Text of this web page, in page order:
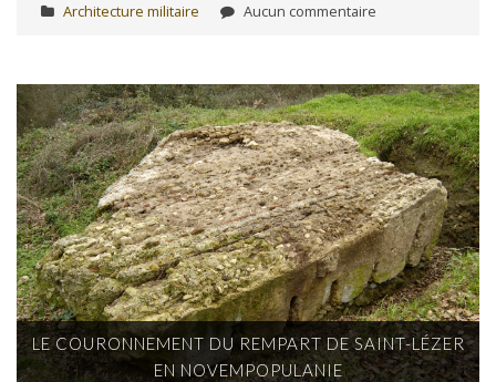
Architecture militaire Aucun commentaire
LE COURONNEMENT DU REMPART DE SAINT-LÉZER
EN NOVEMPOPULANIE